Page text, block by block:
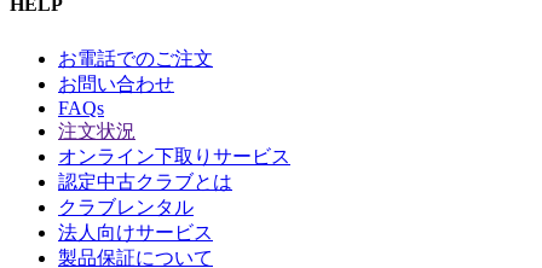
お電話でのご注文
お問い合わせ
FAQs
注文状況
オンライン下取りサービス
認定中古クラブとは
クラブレンタル
法人向けサービス
製品保証について